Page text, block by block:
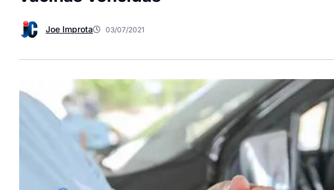
Joe Improta 03/07/2021